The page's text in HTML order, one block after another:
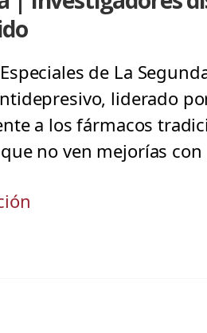
de La
liderado
a los fármacos
no ven mejorías